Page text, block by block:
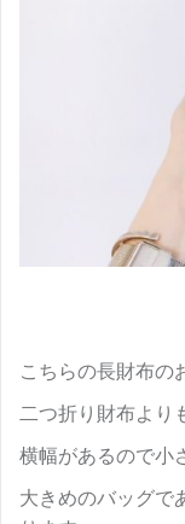
こちらの長財布の
二つ折り財布より
横幅があるので小
大きめのバッグで